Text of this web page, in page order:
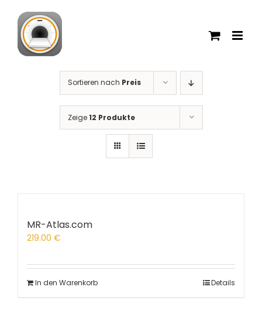
Inhalt
springen
Sortieren nach Preis
Zeige12 Produkte
MR-Atlas.com
219.00 €
In den Warenkorb Details